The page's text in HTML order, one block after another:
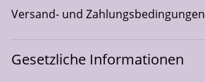
Versand- und Zahlungsbedingungen
Gesetzliche Informationen